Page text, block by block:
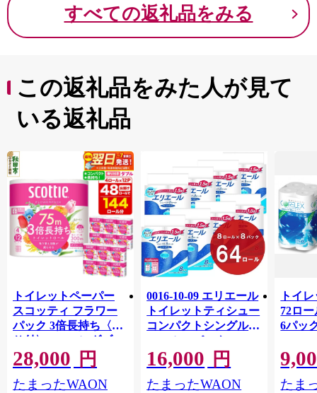
すべての返礼品をみる
この返礼品をみた人が見て
いる返礼品
トイレットペーパー
スコッティ フラワー
パック 3倍長持ち〈香
り付〉4ロール(ダブ
ル)×12パック 日用品
最短翌日発送 [スコッ
ティ フラワーパック
28,000 円
たまったWAON
0016-10-09 エリエール
トイレットティシュー
コンパクトシングル 8
ロール×8パック 64ロ
ール 1.5倍巻 82.5m
トイレットペーパー
シングル パルプ100％
16,000 円
たまったWAON
トイ
72ロ
6パッ
FSCリ
長巻タ
100％
たま